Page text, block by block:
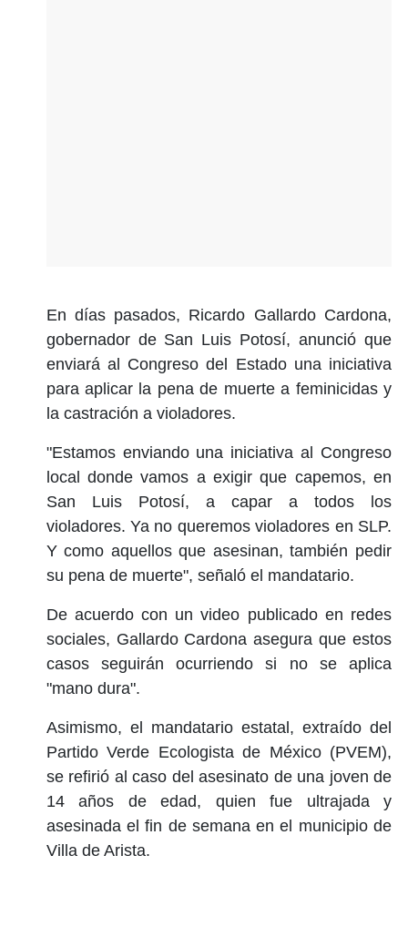
En días pasados, Ricardo Gallardo Cardona,
gobernador de San Luis Potosí, anunció que
enviará al Congreso del Estado una iniciativa
para aplicar la pena de muerte a feminicidas y
la castración a violadores.
"Estamos enviando una iniciativa al Congreso
local donde vamos a exigir que capemos, en
San Luis Potosí, a capar a todos los
violadores. Ya no queremos violadores en SLP.
Y como aquellos que asesinan, también pedir
su pena de muerte", señaló el mandatario.
De acuerdo con un video publicado en redes
sociales, Gallardo Cardona asegura que estos
casos seguirán ocurriendo si no se aplica
"mano dura".
Asimismo, el mandatario estatal, extraído del
Partido Verde Ecologista de México (PVEM),
se refirió al caso del asesinato de una joven de
14 años de edad, quien fue ultrajada y
asesinada el fin de semana en el municipio de
Villa de Arista.